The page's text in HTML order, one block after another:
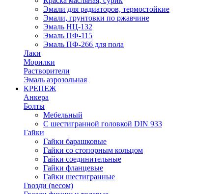
Эмали для радиаторов, термостойкие
Эмали, грунтовки по ржавчине
Эмаль НЦ-132
Эмаль ПФ-115
Эмаль ПФ-266 для пола
Лаки
Морилки
Растворители
Эмаль аэрозольная
КРЕПЕЖ
Анкера
Болты
Мебельный
С шестигранной головкой DIN 933
Гайки
Гайки барашковые
Гайки со стопорным кольцом
Гайки соединительные
Гайки фланцевые
Гайки шестигранные
Гвозди (весом)